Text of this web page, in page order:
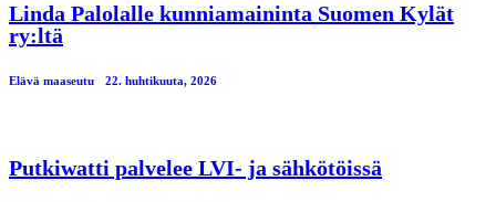
Linda Palolalle kunniamaininta Suomen Kylät
ry:ltä
Elävä maaseutu 22. huhtikuuta, 2026
Putkiwatti palvelee LVI- ja sähkötöissä